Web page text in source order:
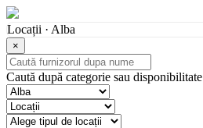
Locații · Alba
×
Caută după categorie sau disponibilitate